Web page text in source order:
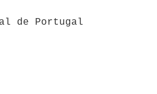
de Portugal